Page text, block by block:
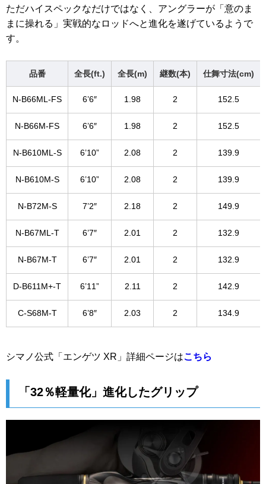
ただハイスペックなだけではなく、アングラーが「意のま
まに操れる」実戦的なロッドへと進化を遂げているようで
す。
品番 全長(ft.) 全長(m) 継数(本) 仕舞寸法(cm)
N-B66ML-FS 6’6″ 1.98 2 152.5
N-B66M-FS 6’6″ 1.98 2 152.5
N-B610ML-S 6’10” 2.08 2 139.9
N-B610M-S 6’10” 2.08 2 139.9
N-B72M-S 7’2″ 2.18 2 149.9
N-B67ML-T 6’7″ 2.01 2 132.9
N-B67M-T 6’7″ 2.01 2 132.9
D-B611M+-T 6’11” 2.11 2 142.9
C-S68M-T 6’8″ 2.03 2 134.9
シマノ公式「エンゲツ XR」詳細ページはこちら
「32％軽量化」進化したグリップ